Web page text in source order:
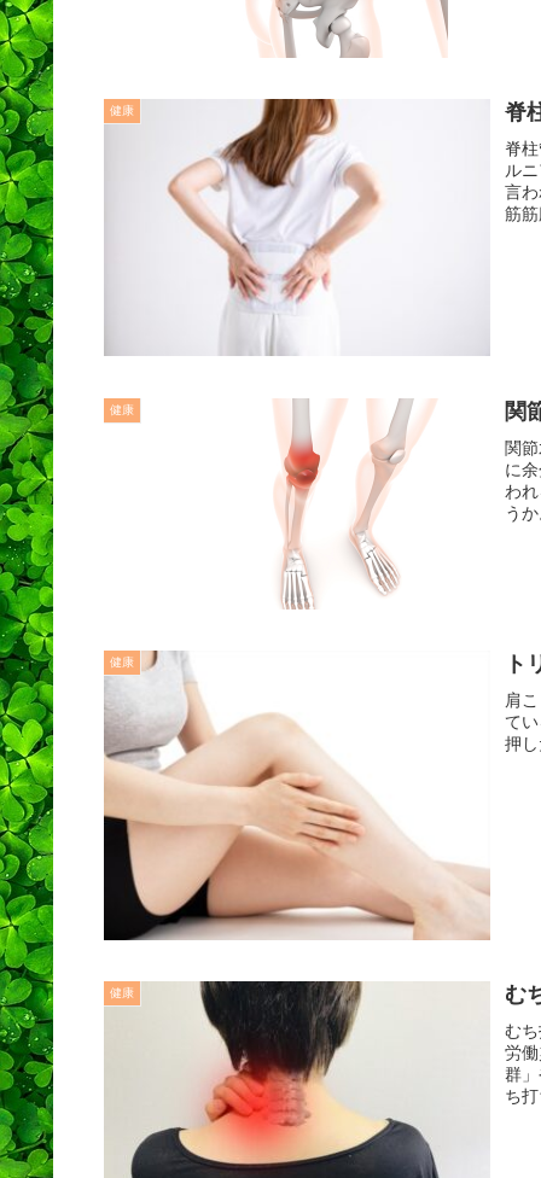
健康 脊
脊
ル
言
筋
健康 関
関
に
わ
う
健康 ト
肩
て
押
健康 む
む
労
群
ち